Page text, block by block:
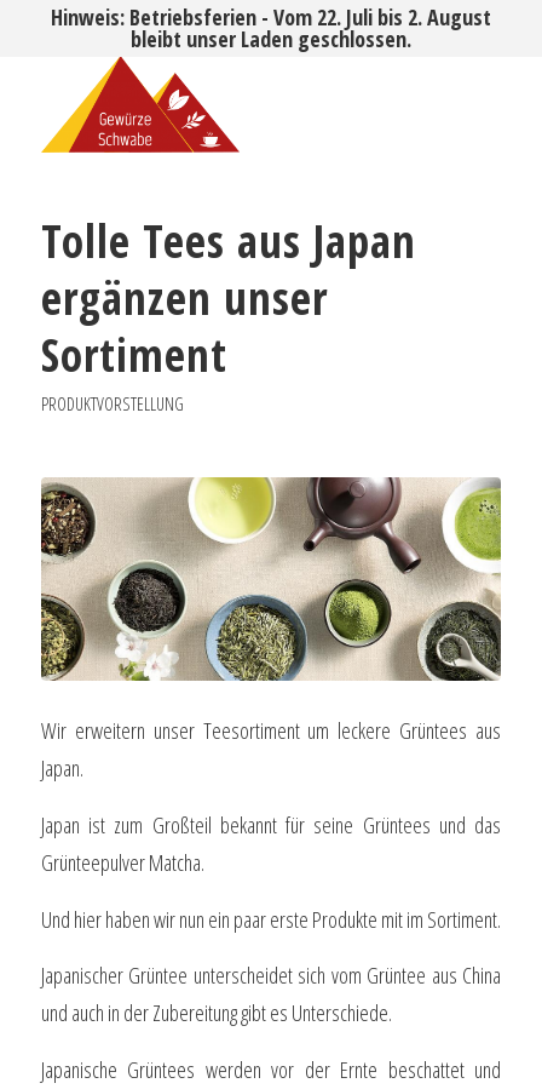
Hinweis: Betriebsferien - Vom 22. Juli bis 2. August
bleibt unser Laden geschlossen.
Tolle Tees aus Japan
ergänzen unser
Sortiment
PRODUKTVORSTELLUNG
Wir erweitern unser Teesortiment um leckere Grüntees aus
Japan.
Japan ist zum Großteil bekannt für seine Grüntees und das
Grünteepulver Matcha.
Und hier haben wir nun ein paar erste Produkte mit im Sortiment.
Japanischer Grüntee unterscheidet sich vom Grüntee aus China
und auch in der Zubereitung gibt es Unterschiede.
Japanische Grüntees werden vor der Ernte beschattet und